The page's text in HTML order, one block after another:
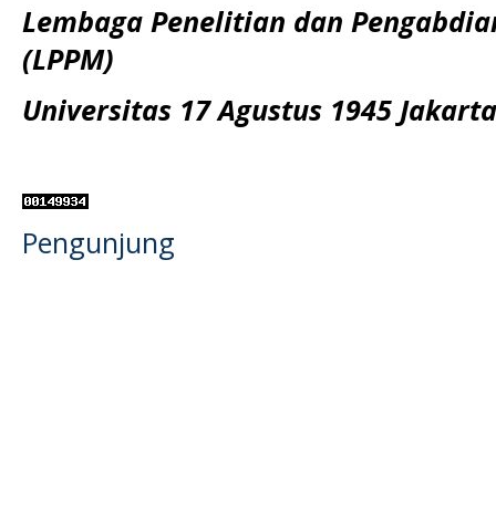
Lembaga Penelitian dan
(LPPM)
Universitas 17 Agustus 1945 Jakarta
Pengunjung